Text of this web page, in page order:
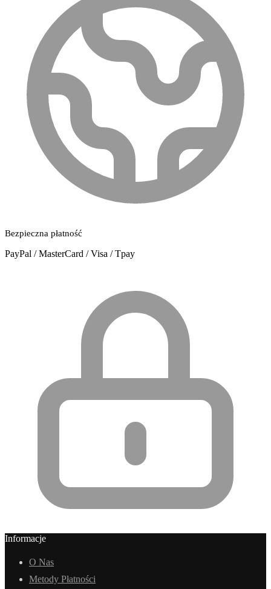
Bezpieczna płatność
PayPal / MasterCard / Visa / Tpay
Informacje
O Nas
Metody Płatności